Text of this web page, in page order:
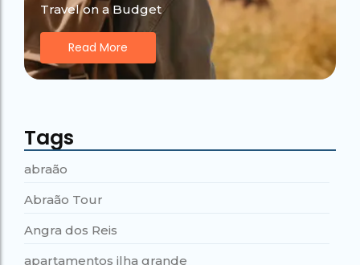
Travel on a Budget
Read More
Tags
abraão
Abraão Tour
Angra dos Reis
apartamentos ilha grande